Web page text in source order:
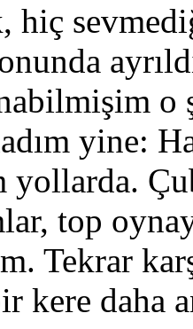
hiç
yine:
top
Tekrar
kere daha